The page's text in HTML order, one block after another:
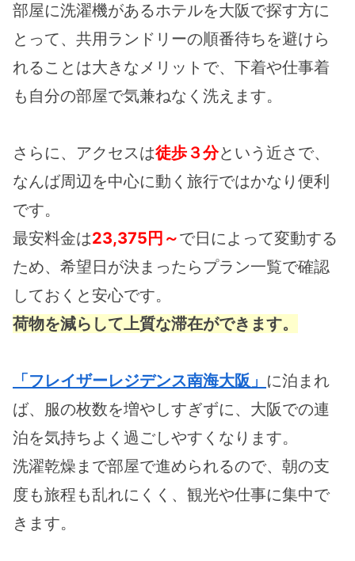
部屋に洗濯機があるホテルを大阪で探す方に
とって、共用ランドリーの順番待ちを避けら
れることは大きなメリットで、下着や仕事着
も自分の部屋で気兼ねなく洗えます。
さらに、アクセスは徒歩３分という近さで、
なんば周辺を中心に動く旅行ではかなり便利
です。
最安料金は23,375円～で日によって変動する
ため、希望日が決まったらプラン一覧で確認
しておくと安心です。
荷物を減らして上質な滞在ができます。
「フレイザーレジデンス南海大阪」 に泊まれ
ば、服の枚数を増やしすぎずに、大阪での連
泊を気持ちよく過ごしやすくなります。
洗濯乾燥まで部屋で進められるので、朝の支
度も旅程も乱れにくく、観光や仕事に集中で
きます。